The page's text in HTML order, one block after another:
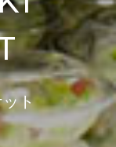
ト